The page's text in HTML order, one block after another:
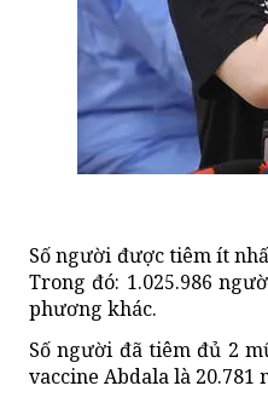
Số người được tiêm ít
Trong đó: 1.025.986
phương khác.
Số người đã tiêm đủ 2
vaccine Abdala là 20.781